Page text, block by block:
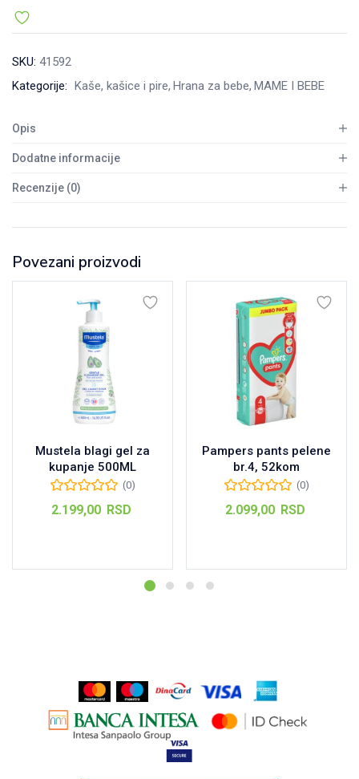
SKU: 41592
Kategorije: Kaše, kašice i pire Hrana za bebe MAME I BEBE
Opis
Dodatne informacije
Recenzije (0)
Povezani proizvodi
Mustela blagi gel za
kupanje 500ML
(0)
2.199,00 RSD
Pampers pants pelene
br.4, 52kom
(0)
2.099,00 RSD